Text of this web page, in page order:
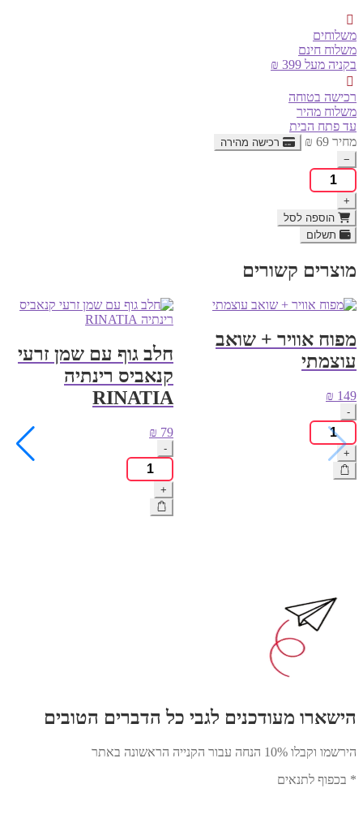
משלוחים
משלוח חינם
בקניה מעל 399 ₪
רכישה בטוחה
משלוח מהיר
עד פתח הבית
מחיר
₪ 69
רכישה מהירה
−
כמות
של
דודא
Dooda
משחק
קלפים
+
הוספה לסל
תשלום
מוצרים קשורים
מפוח אוויר + שואב
עוצמתי
₪ 149
-
כמות
של
מפוח
אוויר
+
חלב גוף עם שמן זרעי
קנאביס רינתיה
RINATIA
₪ 79
-
כמות
של
חלב
גוף
+
הישארו מעודכנים לגבי כל הדברים הטובים
הירשמו וקבלו 10% הנחה עבור הקנייה הראשונה באתר
* בכפוף לתנאים